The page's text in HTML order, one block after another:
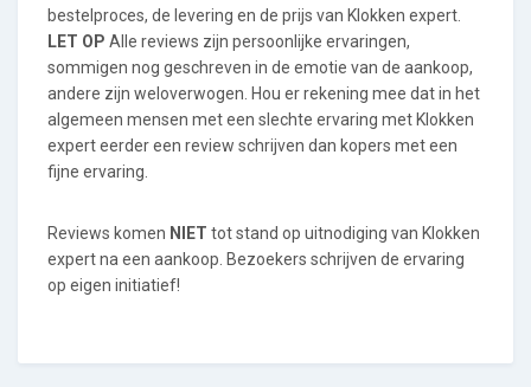
bestelproces, de levering en de prijs van Klokken expert.
LET OP Alle reviews zijn persoonlijke ervaringen,
sommigen nog geschreven in de emotie van de aankoop,
andere zijn weloverwogen. Hou er rekening mee dat in het
algemeen mensen met een slechte ervaring met Klokken
expert eerder een review schrijven dan kopers met een
fijne ervaring.
Reviews komen NIET tot stand op uitnodiging van Klokken
expert na een aankoop. Bezoekers schrijven de ervaring
op eigen initiatief!